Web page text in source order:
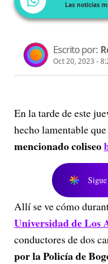
Las noticias
Escrito por:
Oct 20, 2023 -
En la tarde de este
hecho lamentable
mencionado coliseo
Allí se ve cómo
Universidad de Los
conductores de dos
por la Policía de